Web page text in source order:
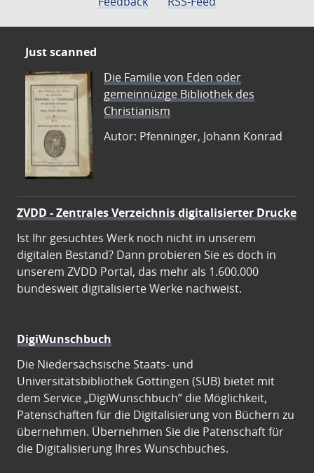
Just scanned
Die Familie von Eden oder
gemeinnüzige Bibliothek des
Christianism
Autor: Pfenninger, Johann Konrad
ZVDD - Zentrales Verzeichnis digitalisierter Drucke
Ist Ihr gesuchtes Werk noch nicht in unserem
digitalen Bestand? Dann probieren Sie es doch in
unserem ZVDD Portal, das mehr als 1.600.000
bundesweit digitalisierte Werke nachweist.
DigiWunschbuch
Die Niedersächsische Staats- und
Universitätsbibliothek Göttingen (SUB) bietet mit
dem Service „DigiWunschbuch” die Möglichkeit,
Patenschaften für die Digitalisierung von Büchern zu
übernehmen. Übernehmen Sie die Patenschaft für
die Digitalisierung Ihres Wunschbuches.